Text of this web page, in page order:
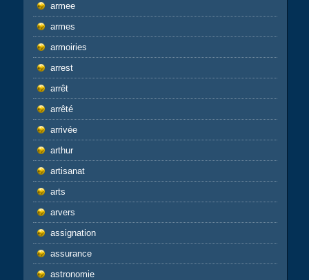
armee
armes
armoiries
arrest
arrêt
arrêté
arrivée
arthur
artisanat
arts
arvers
assignation
assurance
astronomie